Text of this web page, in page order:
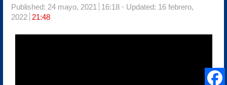
Published: 24 mayo, 2021 16:18
Updated: 16 febrero,
2022
21:48